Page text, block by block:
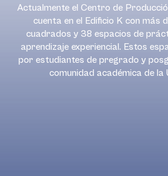
Actualmente el Centro de
cuenta en el Edificio K con más
cuadrados y 38 espacios de
aprendizaje experiencial. Estos
por estudiantes de pregrado y
comunidad académica de la